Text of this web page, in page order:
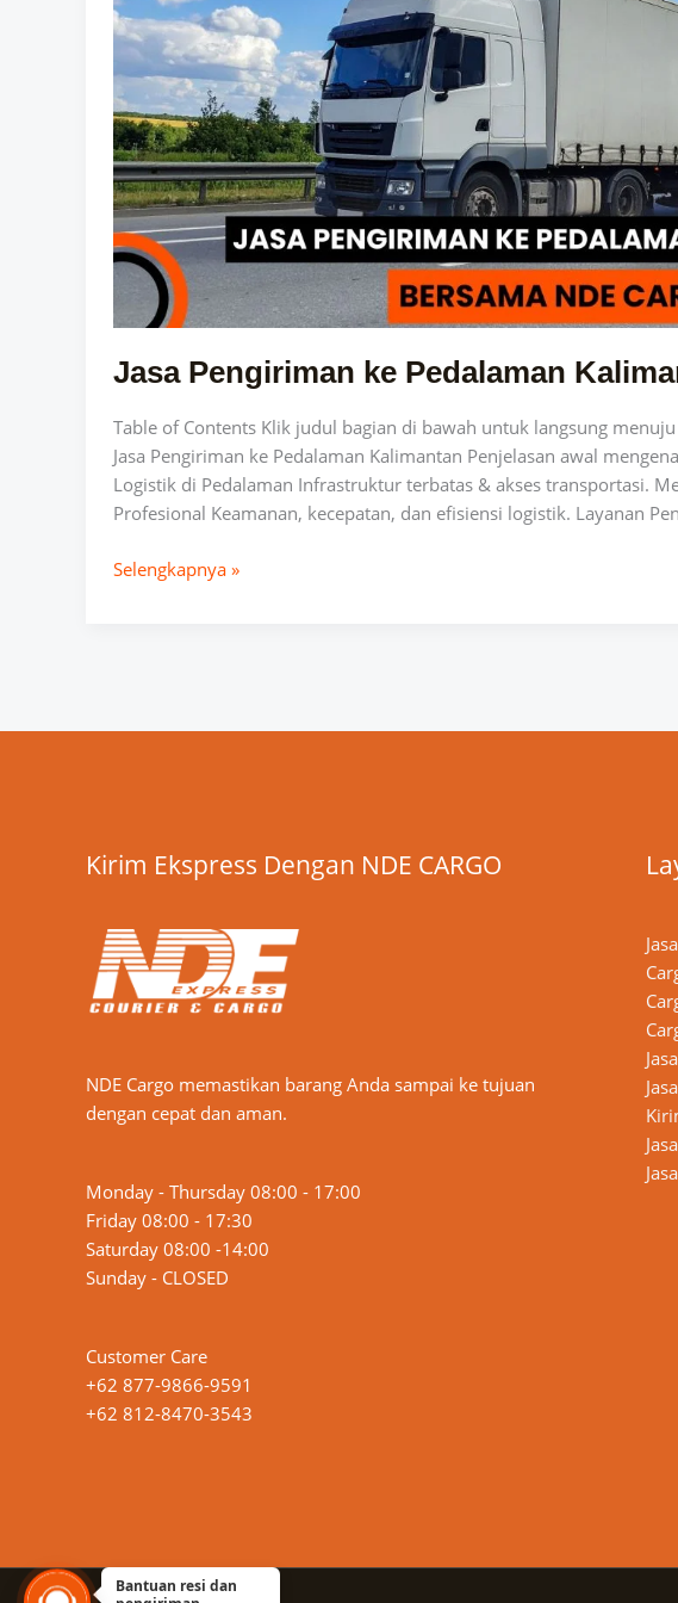
Jasa Pengiriman ke Pedalaman
Table of Contents Klik judul bagian di bawah untuk langsung
Jasa Pengiriman ke Pedalaman Kalimantan Penjelasan awal
Logistik di Pedalaman Infrastruktur terbatas & akses transportasi.
Profesional Keamanan, kecepatan, dan efisiensi logistik. Layanan
Selengkapnya »
Kirim Ekspress Dengan NDE CARGO
NDE Cargo memastikan barang Anda sampai ke tujuan
dengan cepat dan aman.
Monday - Thursday 08:00 - 17:00
Friday 08:00 - 17:30
Saturday 08:00 -14:00
Sunday - CLOSED
Customer Care
+62 877-9866-9591
+62 812-8470-3543
Bantuan resi dan